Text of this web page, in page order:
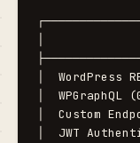
│
│
│
│  Custom
│  JWT